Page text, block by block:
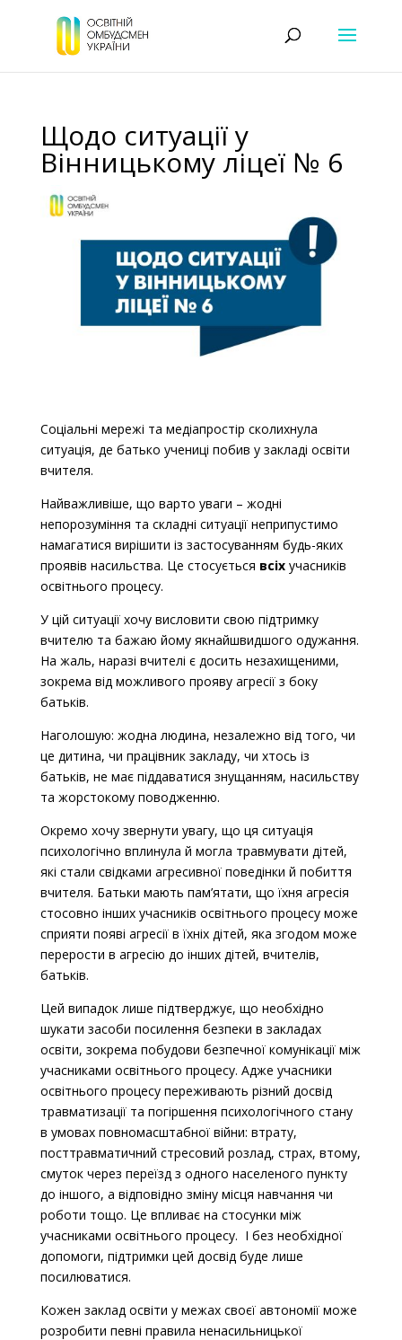
Щодо ситуації у
Вінницькому ліцеї № 6
Соціальні мережі та медіапростір сколихнула
ситуація, де батько учениці побив у закладі освіти
вчителя.
Найважливіше, що варто уваги – жодні
непорозуміння та складні ситуації неприпустимо
намагатися вирішити із застосуванням будь-яких
проявів насильства. Це стосується всіхучасників
освітнього процесу.
У цій ситуації хочу висловити свою підтримку
вчителю та бажаю йому якнайшвидшого одужання.
На жаль, наразі вчителі є досить незахищеними,
зокрема від можливого прояву агресії з боку
батьків.
Наголошую: жодна людина, незалежно від того, чи
це дитина, чи працівник закладу, чи хтось із
батьків, не має піддаватися знущанням, насильству
та жорстокому поводженню.
Окремо хочу звернути увагу, що ця ситуація
психологічно вплинула й могла травмувати дітей,
які стали свідками агресивної поведінки й побиття
вчителя. Батьки мають пам’ятати, що їхня агресія
стосовно інших учасників освітнього процесу може
сприяти появі агресії в їхніх дітей, яка згодом може
перерости в агресію до інших дітей, вчителів,
батьків.
Цей випадок лише підтверджує, що необхідно
шукати засоби посилення безпеки в закладах
освіти, зокрема побудови безпечної комунікації між
учасниками освітнього процесу. Адже учасники
освітнього процесу переживають різний досвід
травматизації та погіршення психологічного стану
в умовах повномасштабної війни: втрату,
посттравматичний стресовий розлад, страх, втому,
смуток через переїзд з одного населеного пункту
до іншого, а відповідно зміну місця навчання чи
роботи тощо. Це впливає на стосунки між
учасниками освітнього процесу. І без необхідної
допомоги, підтримки цей досвід буде лише
посилюватися.
Кожен заклад освіти у межах своєї автономії може
розробити певні правила ненасильницької